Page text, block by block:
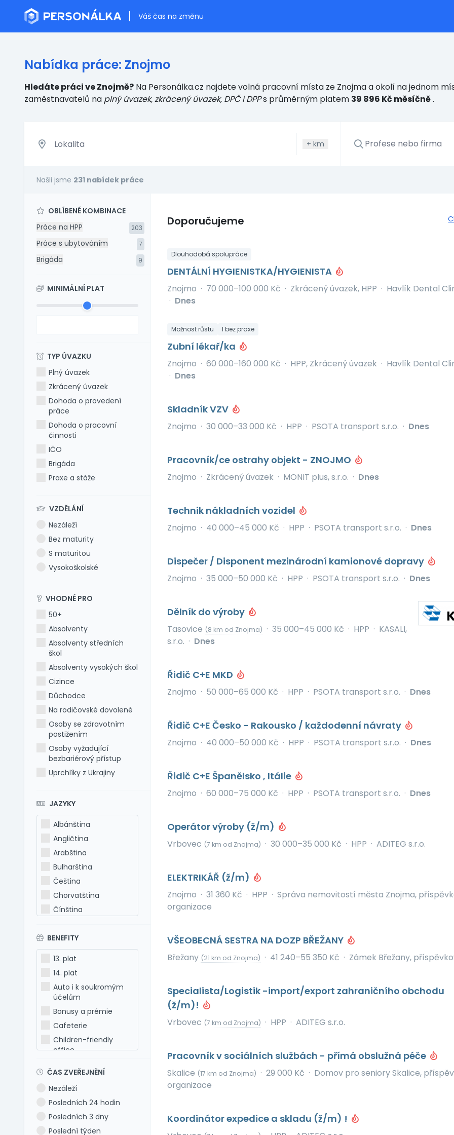
Váš čas na změnu
Nabídka práce: Znojmo
Hledáte práci ve Znojmě? Na Personálka.cz najdete volná pracovní místa ze Znojma a okolí na jednom
zaměstnavatelů na plný úvazek, zkrácený úvazek, DPČ i DPPs průměrným platem 39 896 Kč měsíčně.
+ km
Našli jsme 231 nabídek práce
OBLÍBENÉ KOMBINACE
Práce na HPP
203
Práce s ubytováním 7
Brigáda 9
MINIMÁLNÍ PLAT
TYP ÚVAZKU
Plný úvazek
Zkrácený úvazek
Dohoda o provedení
práce
Dohoda o pracovní
činnosti
IČO
Brigáda
Praxe a stáže
VZDĚLÁNÍ
Nezáleží
Bez maturity
S maturitou
Vysokoškolské
VHODNÉ PRO
50+
Absolventy
Absolventy středních
škol
Absolventy vysokých škol
Cizince
Důchodce
Na rodičovské dovolené
Osoby se zdravotním
postižením
Osoby vyžadující
bezbariérový přístup
Uprchlíky z Ukrajiny
JAZYKY
Albánština
Angličtina
Arabština
Bulharština
Čeština
Chorvatština
Čínština
Francouzština
Hebrejština
Holandština
Italština
Japonština
Latina
Litevština
Lotyšština
Maďarština
Makedonština
Polština
Portugalština
Rumunština
BENEFITY
13. plat
14. plat
Auto i k soukromým
účelům
Bonusy a prémie
Cafeterie
Children-friendly
office
Dovolená 6 týdnů
Dovolená navíc
Firemní akce
ČAS ZVEŘEJNĚNÍ
Nezáleží
Posledních 24 hodin
Posledních 3 dny
Poslední týden
Doporučujeme
Dlouhodobá spolupráce
DENTÁLNÍ HYGIENISTKA/HYGIENISTA
Znojmo · 70 000–100 000 Kč · Zkrácený úvazek, HPP · Havlík Dental
· Dnes
Možnost růstu I bez praxe
Zubní lékař/ka
Znojmo · 60 000–160 000 Kč · HPP, Zkrácený úvazek · Havlík Dental
· Dnes
Skladník VZV
Znojmo · 30 000–33 000 Kč · HPP · PSOTA transport s.r.o. · Dnes
Pracovník/ce ostrahy objekt - ZNOJMO
Znojmo · Zkrácený úvazek · MONIT plus, s.r.o. · Dnes
Technik nákladních vozidel
Znojmo · 40 000–45 000 Kč · HPP · PSOTA transport s.r.o. · Dnes
Dispečer / Disponent mezinárodní kamionové dopravy
Znojmo · 35 000–50 000 Kč · HPP · PSOTA transport s.r.o. · Dnes
Dělník do výroby
Tasovice (8 km od Znojma) · 35 000–45 000 Kč · HPP · KASALI,
s.r.o. · Dnes
Řidič C+E MKD
Znojmo · 50 000–65 000 Kč · HPP · PSOTA transport s.r.o. · Dnes
Řidič C+E Česko - Rakousko / každodenní návraty
Znojmo · 40 000–50 000 Kč · HPP · PSOTA transport s.r.o. · Dnes
Řidič C+E Španělsko , Itálie
Znojmo · 60 000–75 000 Kč · HPP · PSOTA transport s.r.o. · Dnes
Operátor výroby (ž/m)
Vrbovec (7 km od Znojma) · 30 000–35 000 Kč · HPP · ADITEG s.r.o.
ELEKTRIKÁŘ (ž/m)
Znojmo · 31 360 Kč · HPP · Správa nemovitostí města Znojma,
organizace
VŠEOBECNÁ SESTRA NA DOZP BŘEŽANY
Břežany (21 km od Znojma) · 41 240–55 350 Kč · Zámek Břežany,
Specialista/Logistik -import/export zahraničního obchodu
(ž/m)!
Vrbovec (7 km od Znojma) · HPP · ADITEG s.r.o.
Pracovník v sociálních službách - přímá obslužná péče
Skalice (17 km od Znojma) · 29 000 Kč · Domov pro seniory Skalice,
organizace
Koordinátor expedice a skladu (ž/m) !